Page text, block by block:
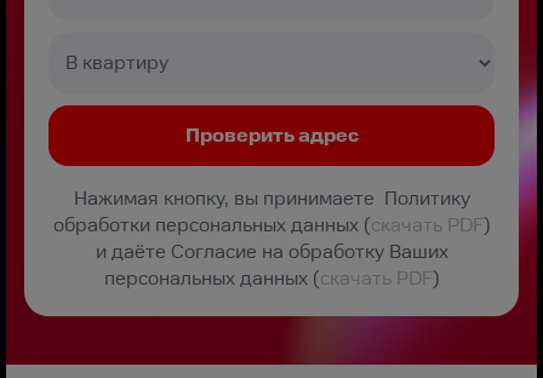
Нажимая кнопку, вы принимаете Политику
обработки персональных данных (скачать PDF)
и даёте Согласие на обработку Ваших
персональных данных (скачать PDF)